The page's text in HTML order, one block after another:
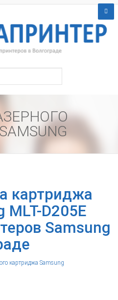
картриджа
MLT-D205E
Samsung
картриджа Samsung